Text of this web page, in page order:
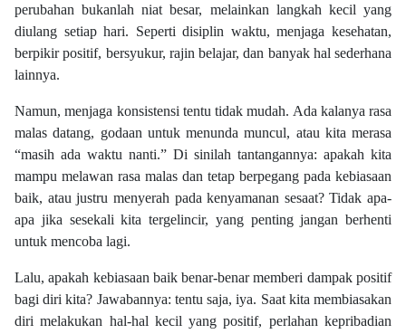
perubahan bukanlah niat besar, melainkan langkah kecil yang
diulang setiap hari. Seperti disiplin waktu, menjaga kesehatan,
berpikir positif, bersyukur, rajin belajar, dan banyak hal sederhana
lainnya.
Namun, menjaga konsistensi tentu tidak mudah. Ada kalanya rasa
malas datang, godaan untuk menunda muncul, atau kita merasa
“masih ada waktu nanti.” Di sinilah tantangannya: apakah kita
mampu melawan rasa malas dan tetap berpegang pada kebiasaan
baik, atau justru menyerah pada kenyamanan sesaat? Tidak apa-
apa jika sesekali kita tergelincir, yang penting jangan berhenti
untuk mencoba lagi.
Lalu, apakah kebiasaan baik benar-benar memberi dampak positif
bagi diri kita? Jawabannya: tentu saja, iya. Saat kita membiasakan
diri melakukan hal-hal kecil yang positif, perlahan kepribadian